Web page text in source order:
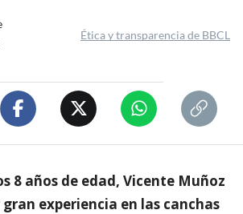
Ética y transparencia de BBCL
8 años de edad, Vicente Muñoz
experiencia en las canchas